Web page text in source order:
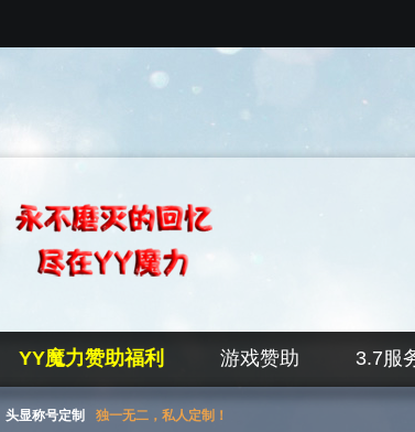
YY魔力赞助福利 游戏赞助 3.7服
头显称号定制 独一无二，私人定制！